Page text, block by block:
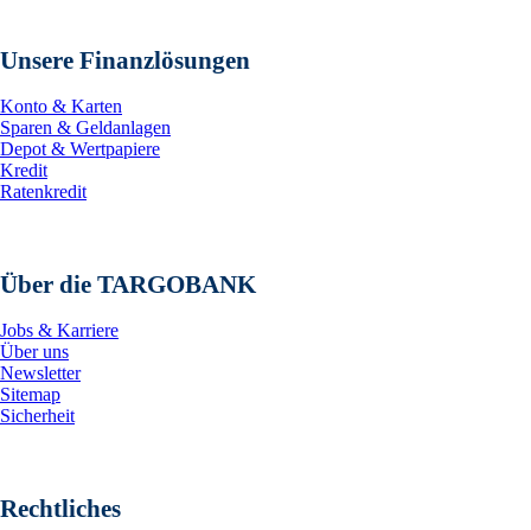
Unsere Finanzlösungen
Konto & Karten
Sparen & Geldanlagen
Depot & Wertpapiere
Kredit
Ratenkredit
Über die TARGOBANK
Jobs & Karriere
Über uns
Newsletter
Sitemap
Sicherheit
Rechtliches